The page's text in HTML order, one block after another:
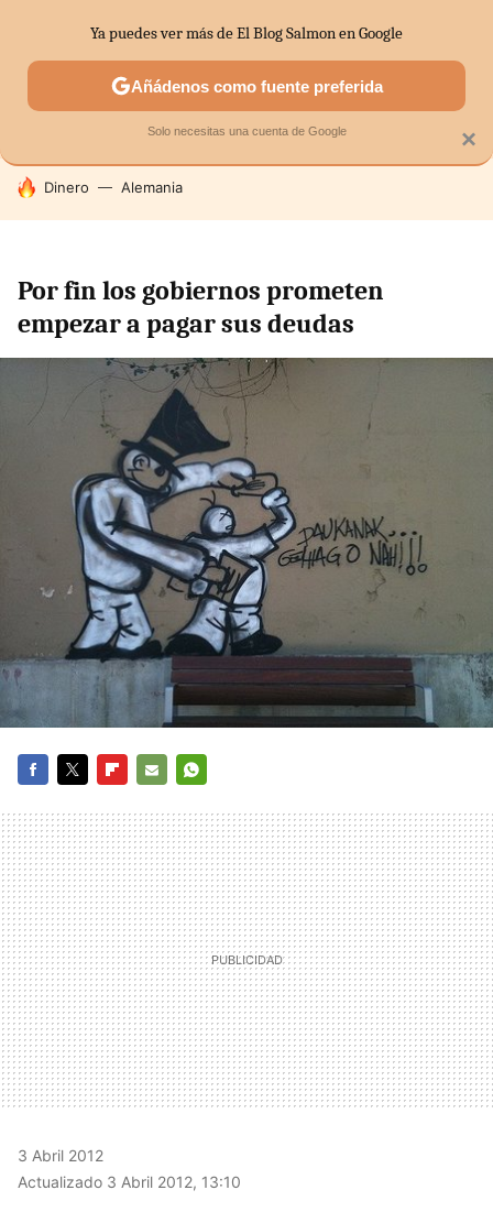
SECTORES ECONOMÍA DOMÉSTICA MERCADOS
HOY SE HABLA DE
Dinero Alemania
Por fin los gobiernos prometen
empezar a pagar sus deudas
MAIL
3 Abril 2012
Actualizado 3 Abril 2012, 13:10
×
Ya puedes ver más de El Blog Salmon en Google
Añádenos como fuente preferida
Solo necesitas una cuenta de Google